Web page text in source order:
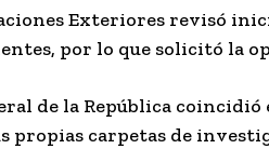
Exteriores revisó
por lo que solicitó la
de la República
propias carpetas de